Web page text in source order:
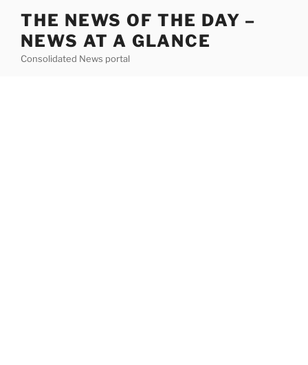
content
THE NEWS OF THE DAY –
NEWS AT A GLANCE
Consolidated News portal